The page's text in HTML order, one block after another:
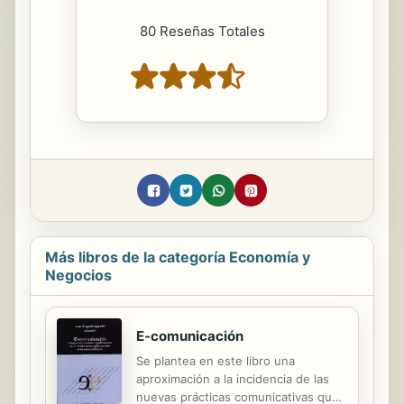
80 Reseñas Totales
Más libros de la categoría Economía y
Negocios
E-comunicación
Se plantea en este libro una
aproximación a la incidencia de las
nuevas prácticas comunicativas que